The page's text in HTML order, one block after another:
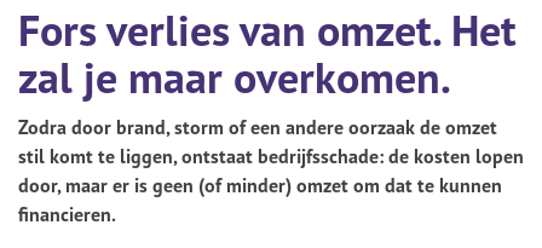
Fors verlies van omzet. Het
zal je maar overkomen.
Zodra door brand, storm of een andere oorzaak de omzet
stil komt te liggen, ontstaat bedrijfsschade: de kosten lopen
door, maar er is geen (of minder) omzet om dat te kunnen
financieren.